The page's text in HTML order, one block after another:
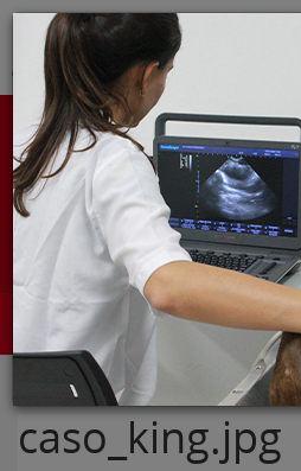
Pular
para
conteúdo
Portal para
Assine
Categorias
caso_king.jpg